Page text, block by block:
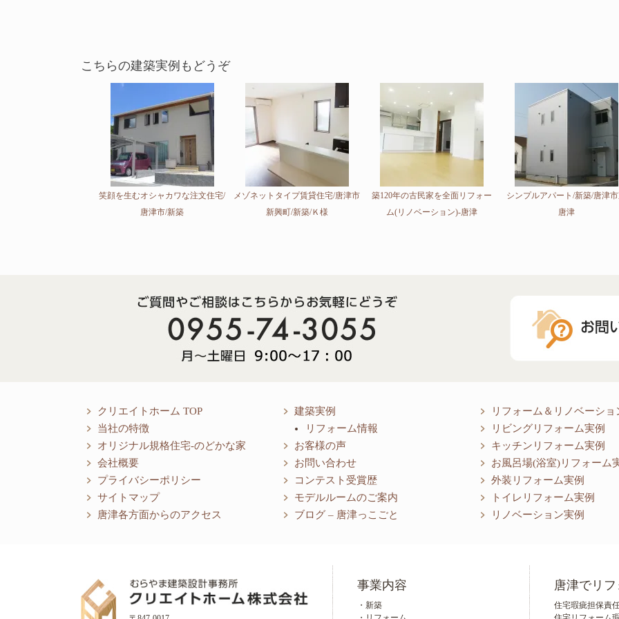
こちらの建築実例もどうぞ
笑顔を生むオシャカワな注文住宅/
唐津市/新築
メゾネットタイプ賃貸住宅/唐津市
新興町/新築/Ｋ様
築120年の古民家を全面リフォー
ム(リノベーション)-唐津
シンプルアパート/新築/唐津
唐津
クリエイトホーム TOP
当社の特徴
オリジナル規格住宅-のどかな家
会社概要
プライバシーポリシー
サイトマップ
唐津各方面からのアクセス
建築実例
リフォーム情報
お客様の声
お問い合わせ
コンテスト受賞歴
モデルルームのご案内
ブログ – 唐津っこごと
リフォーム＆リノベーショ
リビングリフォーム実例
キッチンリフォーム実例
お風呂場(浴室)リフォーム
外装リフォーム実例
トイレリフォーム実例
リノベーション実例
事業内容
・新築
唐津でリ
住宅瑕疵担保責